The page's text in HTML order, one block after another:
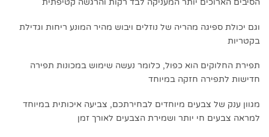
הסיבים הארוכים יותר המעניקה לבד רקות והרגשה קטיפתית
וגם יכולת ספיגה מהריה של נוזלים ויבוש מהיר המונע ריחות וגדילת
בקטריות
תפירת החלוקים הוא כפול, כלומר נעשה שימוש במכונות תפירה
חדישות לתפירה חזקה במיוחד
מגוון ענק של צבעים מיוחדים לבחירתכם, צביעה איכותית במיוחד
למראה צבעים חי יותר ושמירת הצבעים לאורך זמן